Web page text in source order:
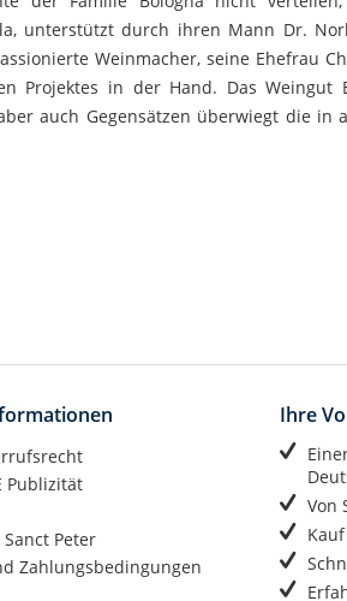
unterstützt durch ihren Mann Dr.
Weinmacher, seine Ehefrau
Projektes in der Hand. Das
auch Gegensätzen überwiegt die
Publizität
Peter
Zahlungsbedingungen
Ihre
Von